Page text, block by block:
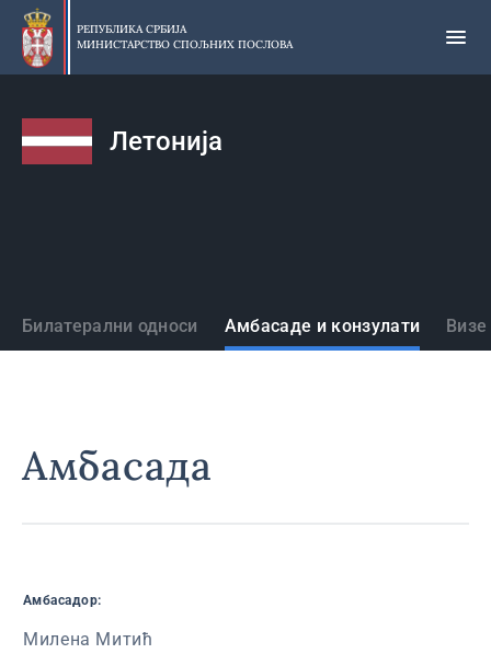
Прескочи
главни
део
РЕПУБЛИКА СРБИЈА
МИНИСТАРСТВО СПОЉНИХ ПОСЛОВА
Летонија
Државе
Билатерални односи Амбасаде и конзулати
Амбасада
Амбасадор:
Милена Митић